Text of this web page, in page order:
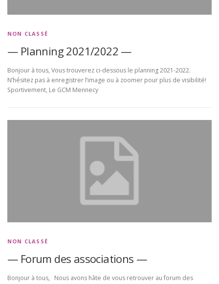
NON CLASSÉ
— Planning 2021/2022 —
Bonjour à tous, Vous trouverez ci-dessous le planning 2021-2022.
N’hésitez pas à enregistrer l’image ou à zoomer pour plus de visibilité!
Sportivement, Le GCM Mennecy
NON CLASSÉ
— Forum des associations —
Bonjour à tous, Nous avons hâte de vous retrouver au forum des